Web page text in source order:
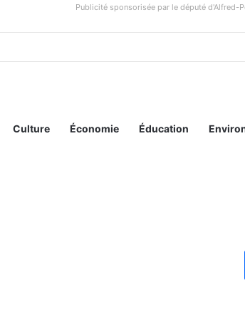
Publicité sponsorisée par le député d'Alfred-
Culture Économie Éducation